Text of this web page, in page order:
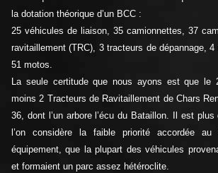
la dotation théorique d’un BCC :
25 véhicules de liaison, 35 camionnettes, 37
ravitaillement (TRC), 3 tracteurs de dépannage,
51 motos.
La seule certitude que nous ayons est que le
moins 2 Tracteurs de Ravitaillement de Chars
36, dont l’un arbore l’écu du Bataillon. Il est
l’on considère la faible priorité accordée au
équipement, que la plupart des véhicules
et formaient un parc assez hétéroclite.